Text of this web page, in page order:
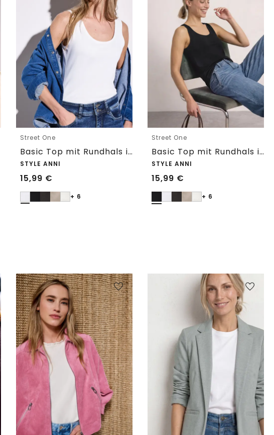
Street One
Basic Top mit Rundhals in Unifarbe
STYLE ANNI
15,99 €
+ 6
Street One
Basic Top mit Rundhals in Unifarbe
STYLE ANNI
15,99 €
+ 6